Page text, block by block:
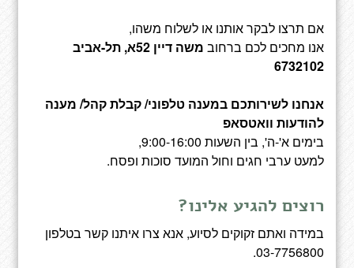
אם תרצו לבקר אותנו או לשלוח משהו,
אנו מחכים לכם ברחוב
משה דיין 52א, תל-אביב
6732102
אנחנו לשירותכם במענה טלפוני/ קבלת קהל/ מענה
להודעות וואטסאפ
בימים א'-ה', בין השעות 9:00-16:00,
למעט ערבי חגים וחול המועד סוכות ופסח.
רוצים להגיע אלינו?
במידה ואתם זקוקים לסיוע, אנא צרו איתנו קשר בטלפון
03-7756800.